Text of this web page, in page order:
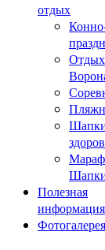
отдых
Отдых
Полезная
информация
Фотогалерея